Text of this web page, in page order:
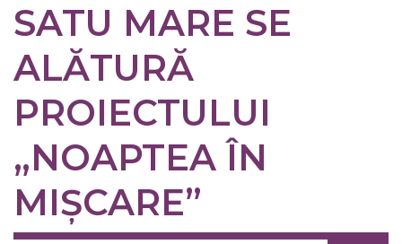
SATU MARE SE
ALĂTURĂ
PROIECTULUI
„NOAPTEA ÎN
MIȘCARE”